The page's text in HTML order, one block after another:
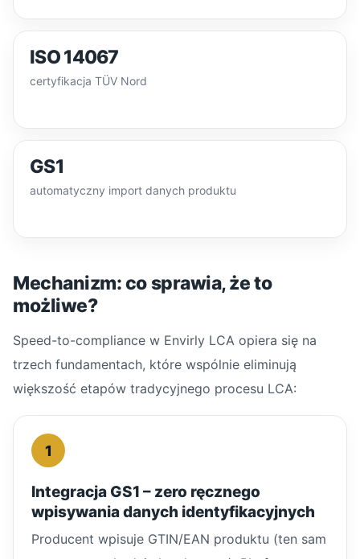
ISO 14067
certyfikacja TÜV Nord
GS1
automatyczny import danych produktu
Mechanizm: co sprawia, że to
możliwe?
Speed-to-compliance w Envirly LCA opiera się na
trzech fundamentach, które wspólnie eliminują
większość etapów tradycyjnego procesu LCA:
1
Integracja GS1 – zero ręcznego
wpisywania danych identyfikacyjnych
Producent wpisuje GTIN/EAN produktu (ten sam